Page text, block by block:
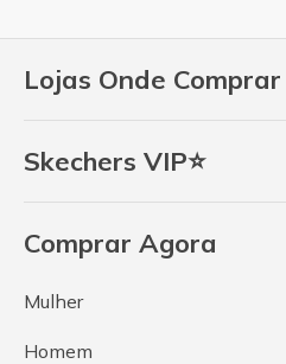
Lojas Onde Comprar
Skechers VIP⭐
Comprar Agora
Mulher
Homem